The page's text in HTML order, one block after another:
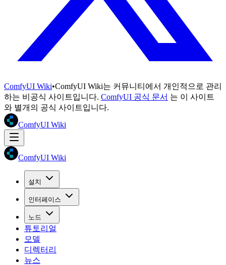
ComfyUI Wiki•ComfyUI Wiki는 커뮤니티에서 개인적으로 관리
하는 비공식 사이트입니다. ComfyUI 공식 문서 는 이 사이트
와 별개의 공식 사이트입니다.
ComfyUI Wiki
ComfyUI Wiki
설치
인터페이스
노드
튜토리얼
모델
디렉터리
뉴스